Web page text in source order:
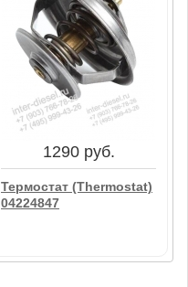
1071 руб.
Резиновая Втулка
Опоры Двигателя
02249777
1290 руб.
Термостат (Thermostat)
04224847